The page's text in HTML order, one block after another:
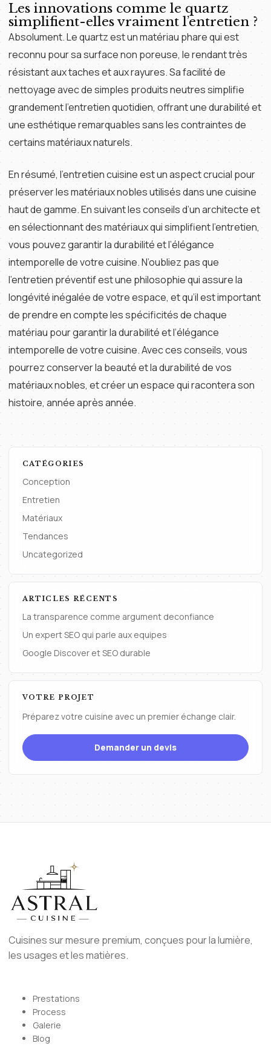
Les innovations comme le quartz
simplifient-elles vraiment l’entretien ?
Absolument. Le quartz est un matériau phare qui est
reconnu pour sa surface non poreuse, le rendant très
résistant aux taches et aux rayures. Sa facilité de
nettoyage avec de simples produits neutres simplifie
grandement l’entretien quotidien, offrant une durabilité et
une esthétique remarquables sans les contraintes de
certains matériaux naturels.
En résumé, l’entretien cuisine est un aspect crucial pour
préserver les matériaux nobles utilisés dans une cuisine
haut de gamme. En suivant les conseils d’un architecte et
en sélectionnant des matériaux qui simplifient l’entretien,
vous pouvez garantir la durabilité et l’élégance
intemporelle de votre cuisine. N’oubliez pas que
l’entretien préventif est une philosophie qui assure la
longévité inégalée de votre espace, et qu’il est important
de prendre en compte les spécificités de chaque
matériau pour garantir la durabilité et l’élégance
intemporelle de votre cuisine. Avec ces conseils, vous
pourrez conserver la beauté et la durabilité de vos
matériaux nobles, et créer un espace qui racontera son
histoire, année après année.
CATÉGORIES
Conception
Entretien
Matériaux
Tendances
Uncategorized
ARTICLES RÉCENTS
La transparence comme argument deconfiance
Un expert SEO qui parle aux equipes
Google Discover et SEO durable
VOTRE PROJET
Préparez votre cuisine avec un premier échange clair.
Demander un devis
Cuisines sur mesure premium, conçues pour la lumière,
les usages et les matières.
Prestations
Process
Galerie
Blog